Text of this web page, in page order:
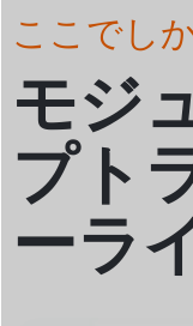
ここでし
モジ
プト
ーラ